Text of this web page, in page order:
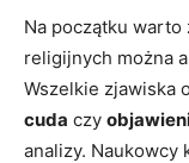
Na początku
religijnych można
Wszelkie zjawiska
cuda czy
analizy. Naukowcy